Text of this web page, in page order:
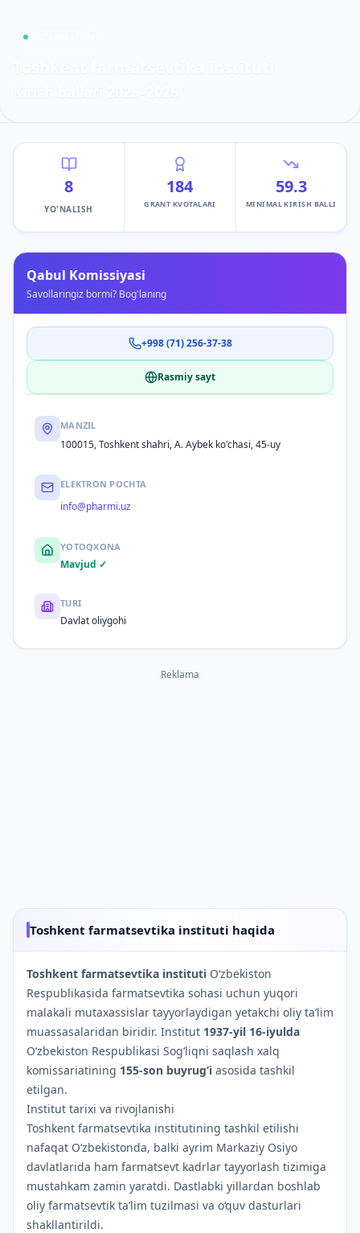
8
YO'NALISH
184
GRANT KVOTALARI
59.3
MINIMAL KIRISH BALLI
Qabul Komissiyasi
Savollaringiz bormi? Bog'laning
+998 (71) 256-37-38
Rasmiy sayt
MANZIL
100015, Toshkent shahri, A. Aybek ko'chasi, 45-uy
ELEKTRON POCHTA
info@pharmi.uz
YOTOQXONA
Mavjud ✓
TURI
Davlat oliygohi
Reklama
Toshkent farmatsevtika instituti haqida
Toshkent farmatsevtika instituti O‘zbekiston
Respublikasida farmatsevtika sohasi uchun yuqori
malakali mutaxassislar tayyorlaydigan yetakchi oliy ta’lim
muassasalaridan biridir. Institut 1937-yil 16-iyulda
O‘zbekiston Respublikasi Sog‘liqni saqlash xalq
komissariatining 155-son buyrug‘i asosida tashkil
etilgan.
Institut tarixi va rivojlanishi
Toshkent farmatsevtika institutining tashkil etilishi
nafaqat O‘zbekistonda, balki ayrim Markaziy Osiyo
davlatlarida ham farmatsevt kadrlar tayyorlash tizimiga
mustahkam zamin yaratdi. Dastlabki yillardan boshlab
oliy farmatsevtik ta’lim tuzilmasi va o‘quv dasturlari
shakllantirildi.